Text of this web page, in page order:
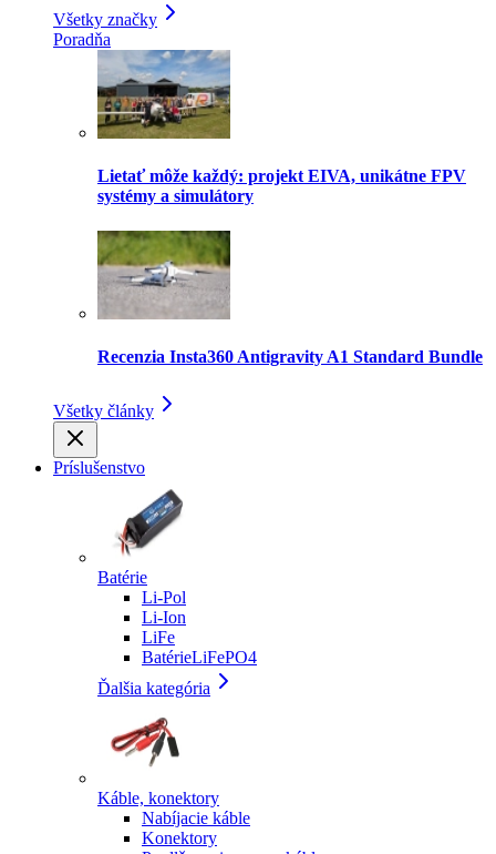
Všetky značky
Poradňa
Lietať môže každý: projekt EIVA, unikátne FPV
systémy a simulátory
Recenzia Insta360 Antigravity A1 Standard Bundle
Všetky články
Príslušenstvo
Batérie
Li-Pol
Li-Ion
LiFe
BatérieLiFePO4
Ďalšia kategória
Káble, konektory
Nabíjacie káble
Konektory